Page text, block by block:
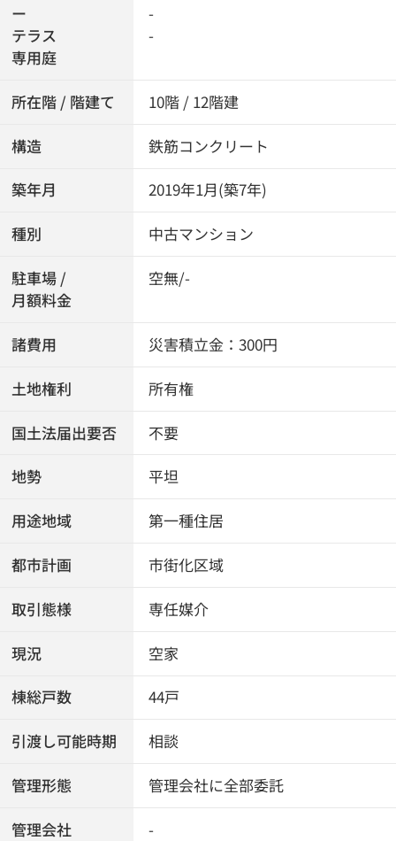
ー
テラス
専用庭
-
-
所在階 / 階建て 10階 / 12階建
構造 鉄筋コンクリート
築年月 2019年1月(築7年)
種別 中古マンション
駐車場 /
月額料金
空無/-
諸費用 災害積立金：300円
土地権利 所有権
国土法届出要否 不要
地勢 平坦
用途地域 第一種住居
都市計画 市街化区域
取引態様 専任媒介
現況 空家
棟総戸数 44戸
引渡し可能時期 相談
管理形態 管理会社に全部委託
管理会社 -